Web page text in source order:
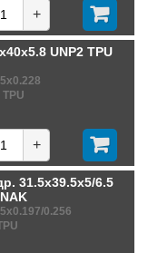
+
UNP2 TPU
TPU
+
31.5x39.5x5/6.5
0.256